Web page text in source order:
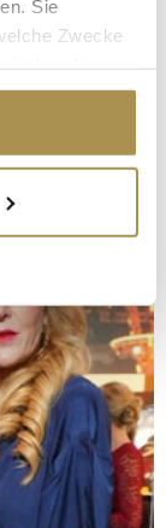
Sie
Zwecke
Privacy
Lage
genau sein
identifizieren
Daten
im
zu
anbieten